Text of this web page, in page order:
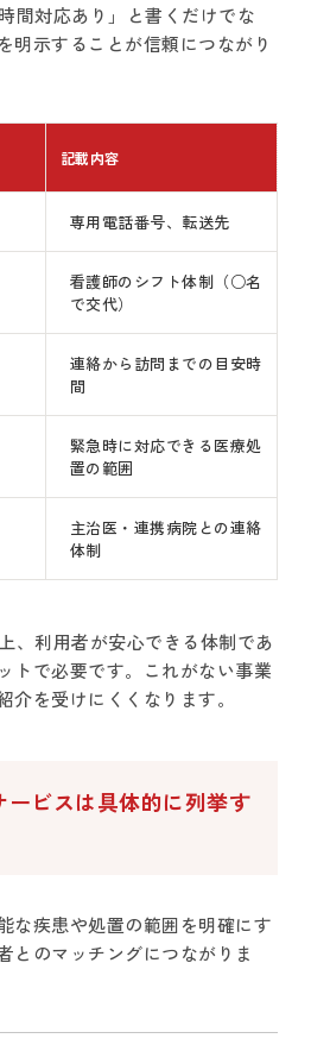
間対応あり」と書くだけでな
明示することが信頼につながり
記載内容
専用電話番号、転送先
看護師のシフト体制（○名
で交代）
連絡から訪問までの目安時
間
緊急時に対応できる医療処
置の範囲
主治医・連携病院との連絡
体制
、利用者が安心できる体制であ
トで必要です。これがない事業
介を受けにくくなります。
ービスは具体的に列挙す
な疾患や処置の範囲を明確にす
とのマッチングにつながりま